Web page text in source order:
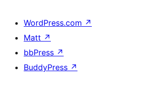
WordPress.com ↗
Matt ↗
bbPress ↗
BuddyPress ↗